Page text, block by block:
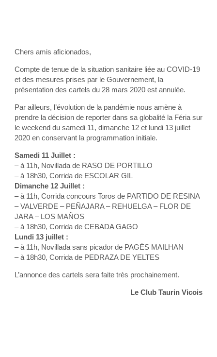
Chers amis aficionados,
Compte de tenue de la situation sanitaire liée au COVID-19
et des mesures prises par le Gouvernement, la
présentation des cartels du 28 mars 2020 est annulée.
Par ailleurs, l’évolution de la pandémie nous amène à
prendre la décision de reporter dans sa globalité la Féria sur
le weekend du samedi 11, dimanche 12 et lundi 13 juillet
2020 en conservant la programmation initiale.
Samedi 11 Juillet :
– à 11h, Novillada de RASO DE PORTILLO
– à 18h30, Corrida de ESCOLAR GIL
Dimanche 12 Juillet :
– à 11h, Corrida concours Toros de PARTIDO DE RESINA
– VALVERDE – PEÑAJARA – REHUELGA – FLOR DE
JARA – LOS MAÑOS
– à 18h30, Corrida de CEBADA GAGO
Lundi 13 juillet :
– à 11h, Novillada sans picador de PAGÈS MAILHAN
– à 18h30, Corrida de PEDRAZA DE YELTES
L’annonce des cartels sera faite très prochainement.
Le Club Taurin Vicois